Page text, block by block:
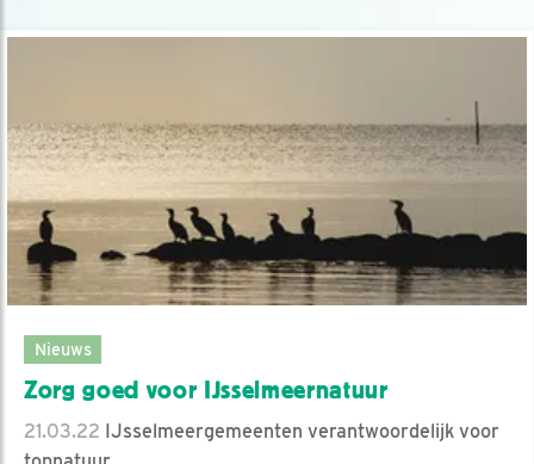
Nieuws
Zorg goed voor IJsselmeernatuur
21.03.22 IJsselmeergemeenten verantwoordelijk voor